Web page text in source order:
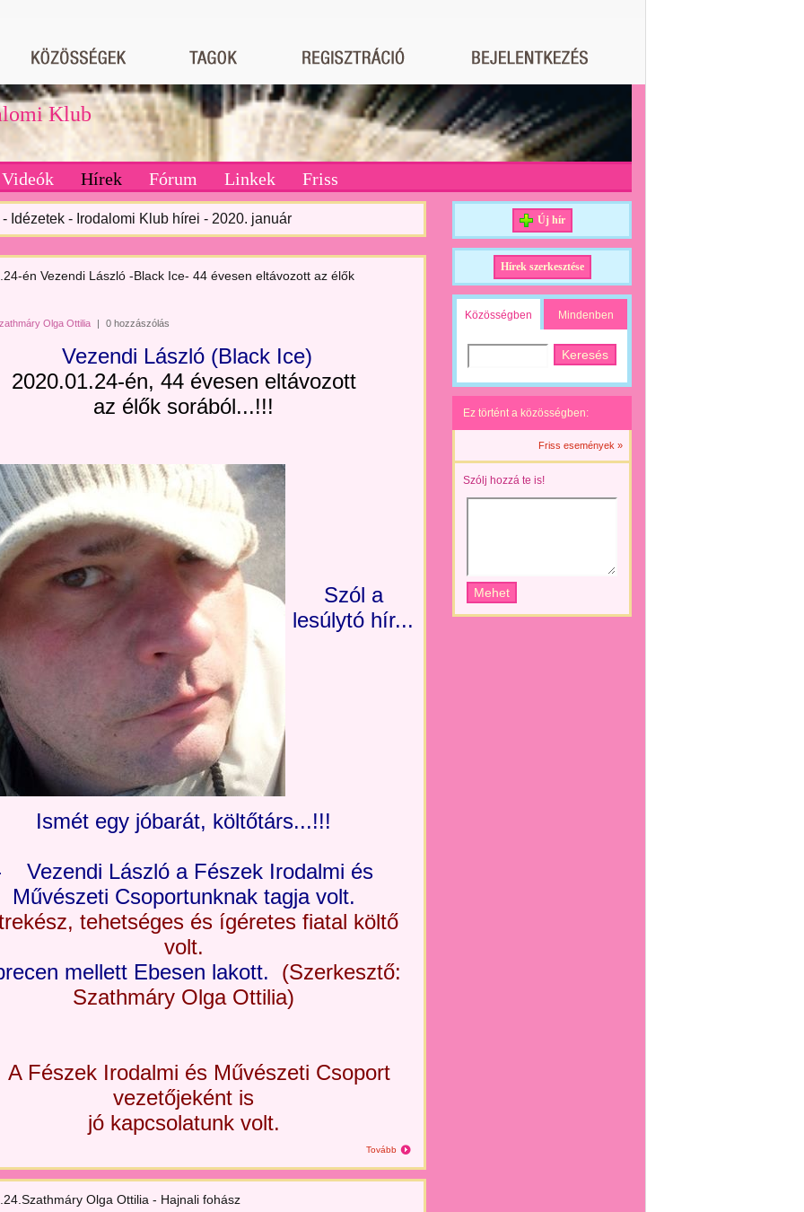
Klub
Videók Hírek Fórum Linkek Friss
Idézetek - Irodalomi Klub hírei - 2020. január
én Vezendi László -Black Ice- 44 évesen eltávozott az élők
Olga Ottilia | 0 hozzászólás
Vezendi László (Black Ice)
2020.01.24-én, 44 évesen eltávozott
az élők sorából...!!!
Szól a
lesúlytó hír...
Ismét egy jóbarát, költőtárs...!!!
Vezendi László a Fészek Irodalmi és
Művészeti Csoportunknak tagja volt.
tehetséges és ígéretes fiatal költő
volt.
mellett Ebesen lakott.
(Szerkesztő:
Szathmáry Olga Ottilia)
Fészek Irodalmi és Művészeti Csoport
vezetőjeként is
jó kapcsolatunk volt.
Tovább
Olga Ottilia - Hajnali fohász
Új hír
Hírek szerkesztése
Közösségben Mindenben
Ez történt a közösségben:
Friss események »
Szólj hozzá te is!